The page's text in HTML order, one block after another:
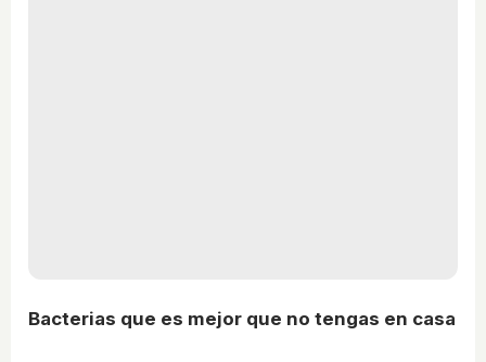
Bacterias que es mejor que no tengas en casa